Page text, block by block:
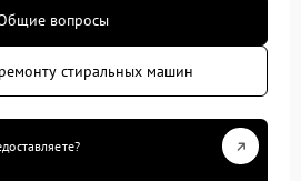
вопросы
стиральных машин